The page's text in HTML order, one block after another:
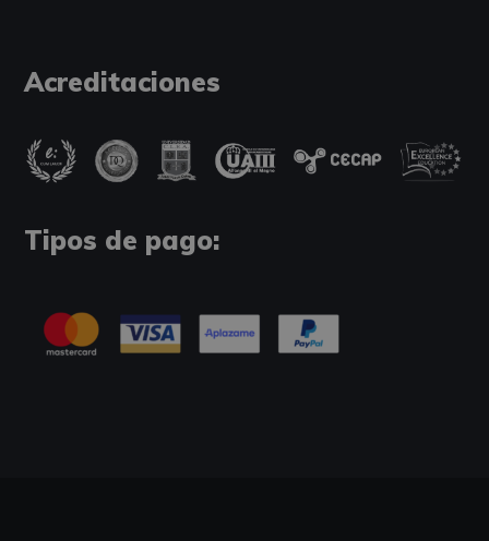
Acreditaciones
Tipos de pago: